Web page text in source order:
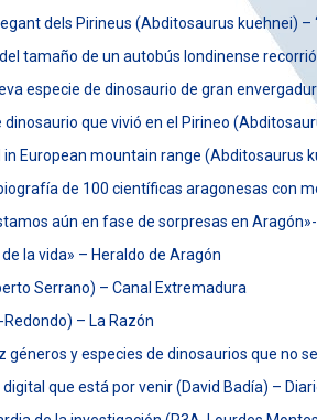
dels Pirineus (Abditosaurus kuehnei) –
tamaño de un autobús londinense
especie de dinosaurio de gran
que vivió en el Pirineo
in European mountain range (Abditosaurus
de 100 científicas aragonesas con
aún en fase de sorpresas en
la vida» – Heraldo de Aragón
Serrano) – Canal Extremadura
– La Razón
y especies de dinosaurios que no
que está por venir (David Badía) –